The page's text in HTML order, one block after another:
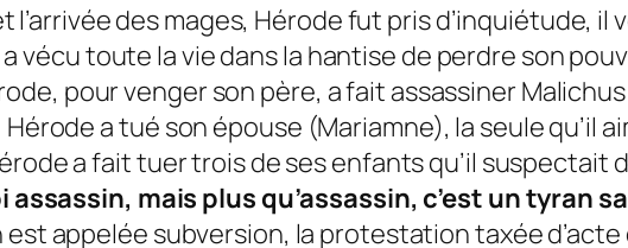
l’arrivée des mages, Hérode fut pris d’inquiétude, il
vécu toute la vie dans la hantise de perdre son
pour venger son père, a fait assassiner
a tué son épouse (Mariamne), la seule qu’il
a fait tuer trois de ses enfants qu’il suspectait
mais plus qu’assassin, c’est un tyran
est appelée subversion, la protestation taxée